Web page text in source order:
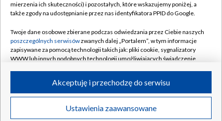
Naziemna Telewizja Cyfrowa
Rada Programowa
System NOS
Informacje o nadawcy
Program dla prasy
Ogłoszenie przetargowe
Pomoc
Kontakt
Kanały
©2026 Telewizja Polska S.A. w likwidacji
mierzenia ich skuteczności) i pozostałych, które wskazujemy poniżej, a
także zgody na udostępnianie przez nas identyfikatora PPID do Google.
Twoje dane osobowe zbierane podczas odwiedzania przez Ciebie naszych
poszczególnych serwisówzwanych dalej „Portalem”, w tym informacje
zapisywane za pomocą technologii takich jak: pliki cookie, sygnalizatory
WWW lub innych podobnych technologii umożliwiających świadczenie
ruchu w Internecie.
Twoje dane osobowe zbierane podczas odwiedzania przez Ciebie
poszczególnych serwisówna Portalu, takie jak adresy IP, identyfikatory
Ustawienia zaawansowane
Akceptuję i przechodzę do serwisu